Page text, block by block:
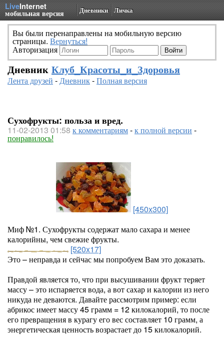
LiveInternet
мобильная версия Дневники Личка
Вы были перенаправлены на мобильную версию
страницы. Вернуться!
Авторизация
Дневник Клуб_Красоты_и_Здоровья
Лента друзей -Дневник-Полная версия
Сухофрукты: польза и вред.
11-02-2013 01:58 к комментариям-к полной версии -
понравилось!
[450x300]
Миф №1. Сухофрукты содержат мало сахара и менее
калорийны, чем свежие фрукты.
[520x17]
Это – неправда и сейчас мы попробуем Вам это доказать.
Правдой является то, что при высушивании фрукт теряет
массу – это испаряется вода, а вот сахар и калории из него
никуда не деваются. Давайте рассмотрим пример: если
абрикос имеет массу 45 грамм = 12 килокалорий, то после
его превращения в курагу его вес составляет 10 грамм, а
энергетическая ценность возрастает до 15 килокалорий.